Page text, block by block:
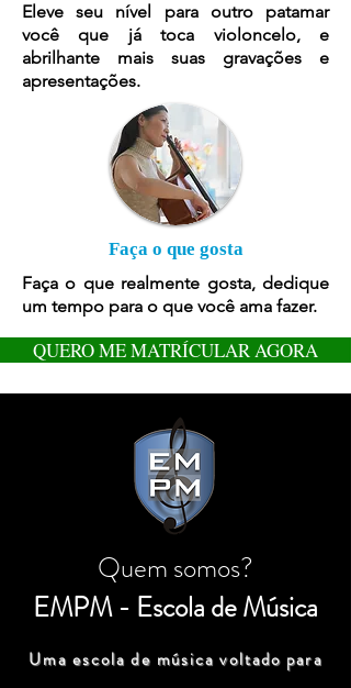
Eleve seu nível para outro patamar
você que já toca violoncelo, e
abrilhante mais suas gravações e
apresentações.
Faça o que gosta
Faça o que realmente gosta, dedique
um tempo para o que você ama fazer.
QUERO ME MATRÍCULAR AGORA
Quem somos?
EMPM - Escola de Música
Uma escola de música voltado para